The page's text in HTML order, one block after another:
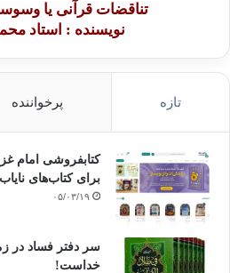
تناقضات قرآنی یا
نویسنده : استاد
تازه پرخواننده
کتابفروشی امام
برای کتاب‌های
۰۵/۰۳/۱۹
سر دفتر فساد در
خداست‌!